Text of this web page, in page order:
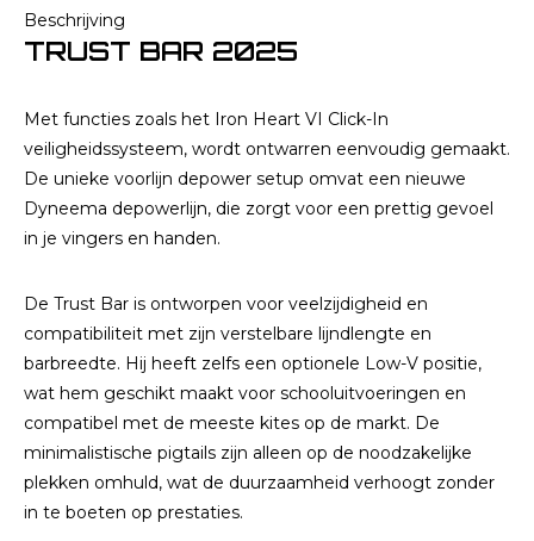
Beschrijving
TRUST BAR 2025
Met functies zoals het Iron Heart VI Click-In
veiligheidssysteem, wordt ontwarren eenvoudig gemaakt.
De unieke voorlijn depower setup omvat een nieuwe
Dyneema depowerlijn, die zorgt voor een prettig gevoel
in je vingers en handen.
De Trust Bar is ontworpen voor veelzijdigheid en
compatibiliteit met zijn verstelbare lijndlengte en
barbreedte. Hij heeft zelfs een optionele Low-V positie,
wat hem geschikt maakt voor schooluitvoeringen en
compatibel met de meeste kites op de markt. De
minimalistische pigtails zijn alleen op de noodzakelijke
plekken omhuld, wat de duurzaamheid verhoogt zonder
in te boeten op prestaties.